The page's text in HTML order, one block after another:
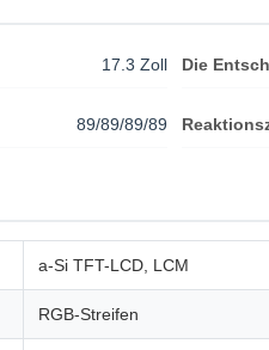
17.3 Zoll Die
89/89/89/89
a-Si TFT-LCD, LCM
RGB-Streifen